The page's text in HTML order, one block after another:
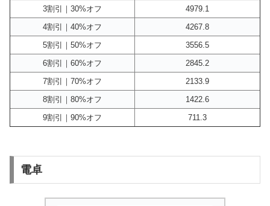
3割引｜30%オフ
4979.1
4割引｜40%オフ
4267.8
5割引｜50%オフ
3556.5
6割引｜60%オフ
2845.2
7割引｜70%オフ
2133.9
8割引｜80%オフ
1422.6
9割引｜90%オフ
711.3
電卓